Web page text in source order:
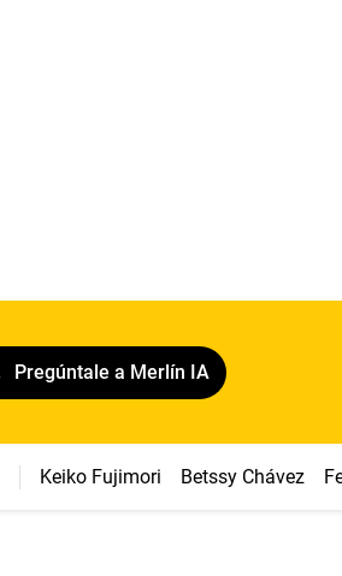
Pregúntale a Merlín IA
Keiko Fujimori Betssy Chávez